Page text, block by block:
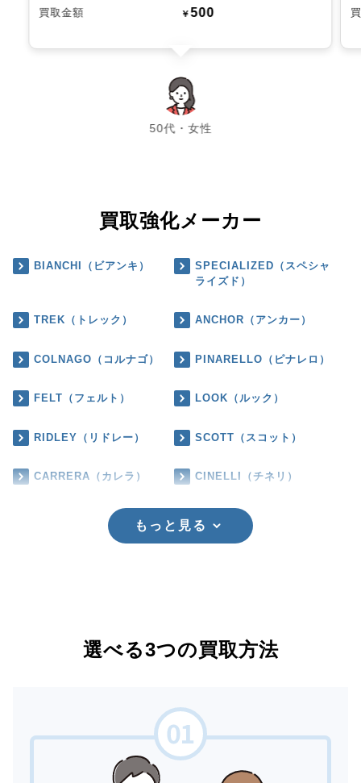
買取金額 ￥500
50代・女性
chevron_left chevron_right
買取強化メーカー
BIANCHI（ビアンキ）
SPECIALIZED（スペシャ
ライズド）
TREK（トレック） ANCHOR（アンカー）
COLNAGO（コルナゴ） PINARELLO（ピナレロ）
FELT（フェルト） LOOK（ルック）
RIDLEY（リドレー） SCOTT（スコット）
CARRERA（カレラ） CINELLI（チネリ）
もっと見る
選べる3つの買取方法